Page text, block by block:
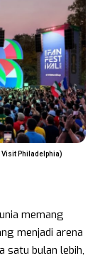
Visit Philadelphia)
memang
menjadi arena
satu bulan lebih,